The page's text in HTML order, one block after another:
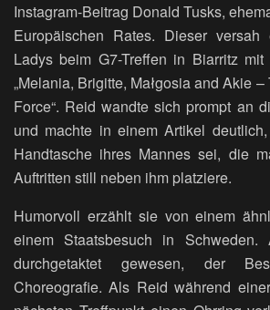
Instagram-Beitrag Donald Tusks,
Europäischen Rates. Dieser
Ladys beim G7-Treffen in Biarritz mit
„Melania, Brigitte, Małgosia and Akie
Force“. Reid wandte sich prompt an
und machte in einem Artikel
Handtasche ihres Mannes sei, die
Auftritten still neben ihm platziere.
Humorvoll erzählt sie von einem
einem Staatsbesuch in
durchgetaktet gewesen, der
Choreografie. Als Reid während